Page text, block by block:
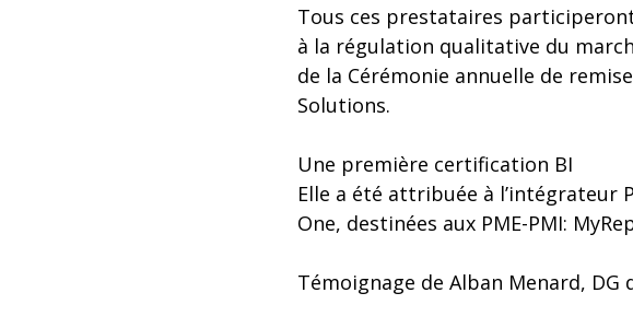
Tous ces prestataires
à la régulation qualitative du
de la Cérémonie annuelle de
Solutions.
Une première certification BI
Elle a été attribuée à l’intégrateur
One, destinées aux PME-PMI:
Témoignage de Alban Menard, DG